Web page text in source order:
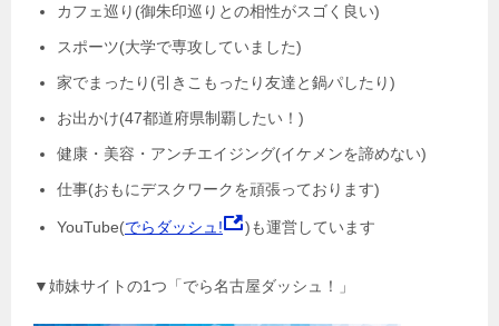
カフェ巡り(御朱印巡りとの相性がスゴく良い)
スポーツ(大学で専攻していました)
家でまったり(引きこもったり友達と鍋パしたり)
お出かけ(47都道府県制覇したい！)
健康・美容・アンチエイジング(イケメンを諦めない)
仕事(おもにデスクワークを頑張っております)
YouTube(でらダッシュ! )も運営しています
▼姉妹サイトの1つ「でら名古屋ダッシュ！」